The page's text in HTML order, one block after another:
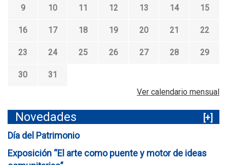
9 10 11 12 13 14 15
16 17 18 19 20 21 22
23 24 25 26 27 28 29
30
31
Ver calendario mensual
Novedades
[+]
Día del Patrimonio
Exposición “El arte como puente y motor de ideas